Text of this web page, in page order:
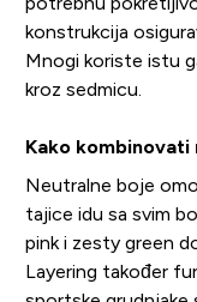
konstrukcija
Mnogi koriste istu
kroz sedmicu.
Kako
Neutralne boje
tajice idu sa svim
pink i zesty green
Layering također